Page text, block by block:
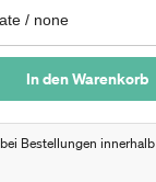
In den Warenkorb
bei Bestellungen innerhalb